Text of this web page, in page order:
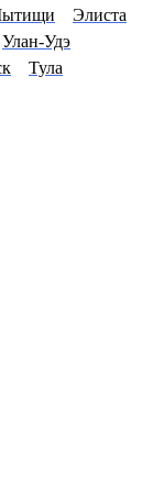
Элиста
Улан-Удэ
Тула